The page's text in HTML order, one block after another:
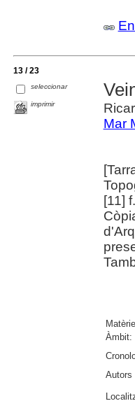
13 / 23
seleccionar
imprimir
Mar
[11]
Àmbit:
Autors